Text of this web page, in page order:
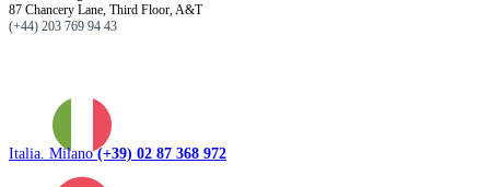
87 Chancery Lane, Third Floor, A&T
(+44) 203 769 94 43
Italia. Milano(+39) 02 87 368 972